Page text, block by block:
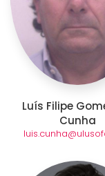
Luís Filipe
Cunha